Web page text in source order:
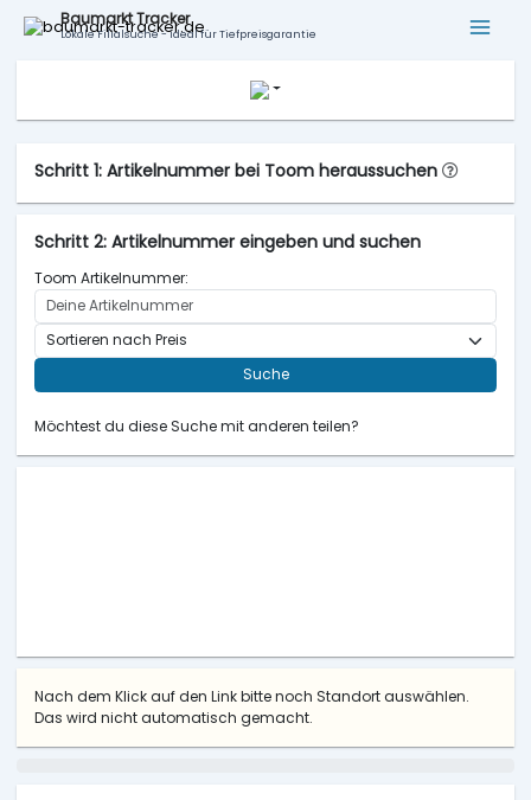
Baumarkt Tracker
Lokale Filialsuche - ideal für Tiefpreisgarantie
Schritt 1: Artikelnummer bei Toom heraussuchen
Schritt 2: Artikelnummer eingeben und suchen
Toom Artikelnummer:
Suche
Möchtest du diese Suche mit anderen teilen?
Nach dem Klick auf den Link bitte noch Standort auswählen.
Das wird nicht automatisch gemacht.